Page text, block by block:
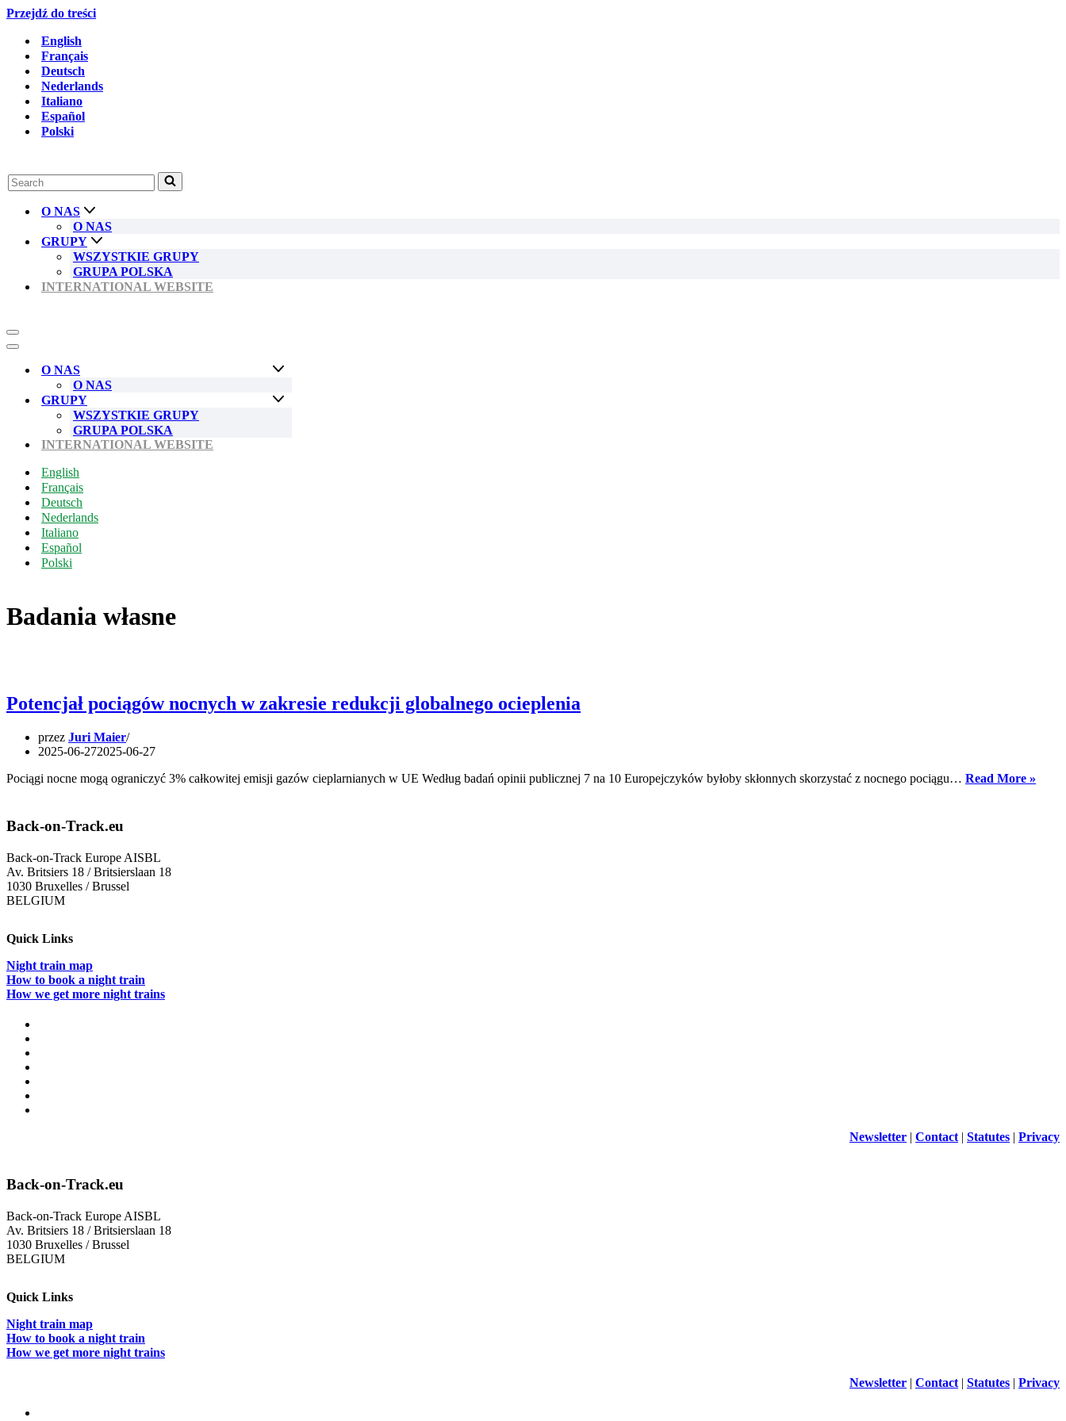
Przejdź do treści
English
Français
Deutsch
Nederlands
Italiano
Español
Polski
Szukaj...
O NAS
O NAS
GRUPY
WSZYSTKIE GRUPY
GRUPA POLSKA
INTERNATIONAL WEBSITE
Menu
nawigacji
Menu
nawigacjiO NAS
O NAS
GRUPY
WSZYSTKIE GRUPY
GRUPA POLSKA
INTERNATIONAL WEBSITE
English
Français
Deutsch
Nederlands
Italiano
Español
Polski
Badania własne
Potencjał pociągów nocnych w zakresie redukcji globalnego ocieplenia
przez Juri Maier
2025-06-272025-06-27
Pociągi nocne mogą ograniczyć 3% całkowitej emisji gazów cieplarnianych w UE Według badań opinii publicznej 7 na 10 Europejczyków byłoby skłonnych skorzystać z nocnego pociągu… Read More »
Back-on-Track.eu
Back-on-Track Europe AISBL
Av. Britsiers 18 / Britsierslaan 18
1030 Bruxelles / Brussel
BELGIUM
Quick Links
Night train map
How to book a night train
How we get more night trains
Newsletter | Contact | Statutes | Privacy
Back-on-Track.eu
Back-on-Track Europe AISBL
Av. Britsiers 18 / Britsierslaan 18
1030 Bruxelles / Brussel
BELGIUM
Quick Links
Night train map
How to book a night train
How we get more night trains
Newsletter | Contact | Statutes | Privacy